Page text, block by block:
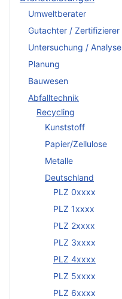
Umweltberater
Gutachter / Zertifizierer
Untersuchung / Analyse
Planung
Bauwesen
Abfalltechnik
Recycling
Kunststoff
Papier/Zellulose
Metalle
Deutschland
PLZ 0xxxx
PLZ 1xxxx
PLZ 2xxxx
PLZ 3xxxx
PLZ 4xxxx
PLZ 5xxxx
PLZ 6xxxx